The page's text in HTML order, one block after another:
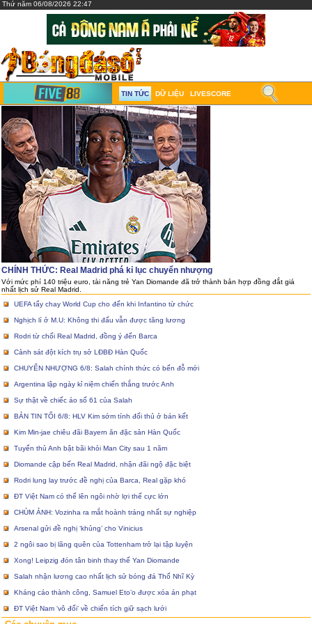
Thứ năm 06/08/2026 22:47
TIN TỨC DỮ LIỆU LIVESCORE
CHÍNH THỨC: Real Madrid phá kỉ lục chuyển nhượng
Với mức phí 140 triệu euro, tài năng trẻ Yan Diomande đã trở thành bản hợp đồng đắt giá
nhất lịch sử Real Madrid.
UEFA tẩy chay World Cup cho đến khi Infantino từ chức
Nghịch lí ở M.U: Không thi đấu vẫn được tăng lương
Rodri từ chối Real Madrid, đồng ý đến Barca
Cảnh sát đột kích trụ sở LĐBĐ Hàn Quốc
CHUYỂN NHƯỢNG 6/8: Salah chính thức có bến đỗ mới
Argentina lập ngày kỉ niệm chiến thắng trước Anh
Sự thật về chiếc áo số 61 của Salah
BẢN TIN TỐI 6/8: HLV Kim sớm tính đối thủ ở bán kết
Kim Min-jae chiêu đãi Bayern ăn đặc sản Hàn Quốc
Tuyển thủ Anh bật bãi khỏi Man City sau 1 năm
Diomande cập bến Real Madrid, nhận đãi ngộ đặc biệt
Rodri lung lay trước đề nghị của Barca, Real gặp khó
ĐT Việt Nam có thể lên ngôi nhờ lợi thế cực lớn
CHÙM ẢNH: Vozinha ra mắt hoành tráng nhất sự nghiệp
Arsenal gửi đề nghị ‘khủng’ cho Vinicius
2 ngôi sao bị lãng quên của Tottenham trở lại tập luyện
Xong! Leipzig đón tân binh thay thế Yan Diomande
Salah nhận lương cao nhất lịch sử bóng đá Thổ Nhĩ Kỳ
Kháng cáo thành công, Samuel Eto’o được xóa án phạt
ĐT Việt Nam ‘vô đối’ về chiến tích giữ sạch lưới